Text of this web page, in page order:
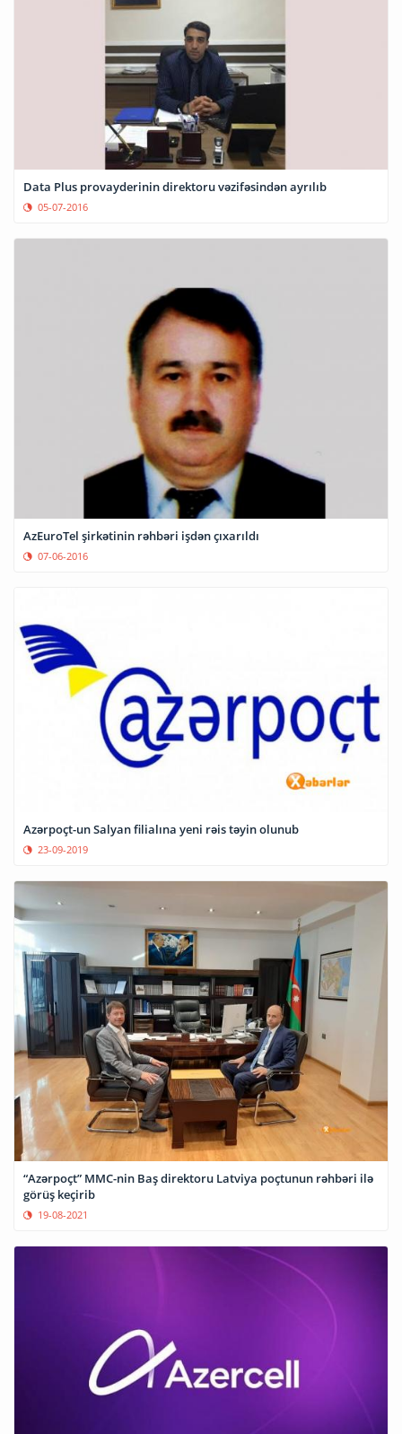
Data Plus provayderinin direktoru vəzifəsindən ayrılıb
05-07-2016
AzEuroTel şirkətinin rəhbəri işdən çıxarıldı
07-06-2016
Azərpoçt-un Salyan filialına yeni rəis təyin olunub
23-09-2019
“Azərpoçt” MMC-nin Baş direktoru Latviya poçtunun rəhbəri ilə
görüş keçirib
19-08-2021